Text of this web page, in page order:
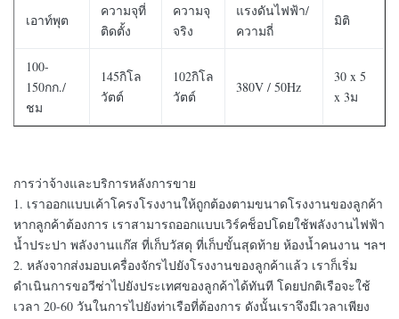
เอาท์พุต
ความจุที่
ติดตั้ง
ความจุ
จริง
แรงดันไฟฟ้า/
ความถี่
มิติ
100-
150กก./
ชม
145กิโล
วัตต์
102กิโล
วัตต์
380V / 50Hz
30 x 5
x 3ม
การว่าจ้างและบริการหลังการขาย
1. เราออกแบบเค้าโครงโรงงานให้ถูกต้องตามขนาดโรงงานของลูกค้า
หากลูกค้าต้องการ เราสามารถออกแบบเวิร์คช็อปโดยใช้พลังงานไฟฟ้า
น้ำประปา พลังงานแก๊ส ที่เก็บวัสดุ ที่เก็บขั้นสุดท้าย ห้องน้ำคนงาน ฯลฯ
2. หลังจากส่งมอบเครื่องจักรไปยังโรงงานของลูกค้าแล้ว เราก็เริ่ม
ดำเนินการขอวีซ่าไปยังประเทศของลูกค้าได้ทันที โดยปกติเรือจะใช้
เวลา 20-60 วันในการไปยังท่าเรือที่ต้องการ ดังนั้นเราจึงมีเวลาเพียง